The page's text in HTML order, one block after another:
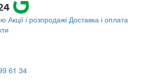
Акції і розпродажі Доставка і оплата
61 34